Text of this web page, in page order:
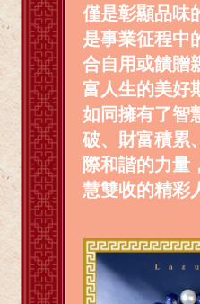
僅是彰顯品味
是事業征程中
合自用或饋贈
富人生的美好
如同擁有了智
破、財富積累
際和諧的力量
慧雙收的精彩